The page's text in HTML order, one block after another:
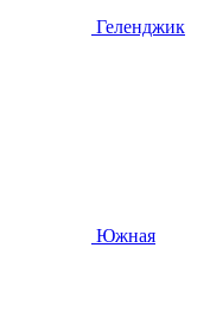
Геленджик
Южная